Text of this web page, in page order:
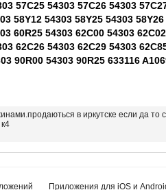
57C25 54303 57C26 54303
58Y12 54303 58Y25 54303
60R25 54303 62C00 54303
62C26 54303 62C29 54303
90R00 54303 90R25 633116
в иркутске если да
Приложения для iOS и